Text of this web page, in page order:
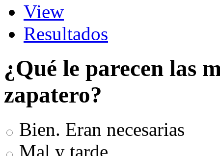
View
Resultados
¿Qué le parecen las
zapatero?
Bien. Eran necesarias
Mal y tarde